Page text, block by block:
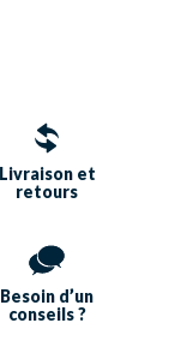
Livraison et
retours
Besoin d’un
conseils ?